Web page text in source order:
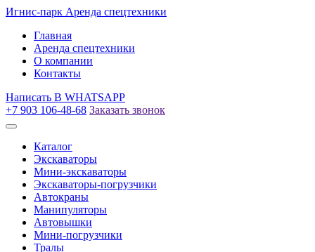
Игнис-парк Аренда спецтехники
Главная
Аренда спецтехники
О компании
Контакты
Написать В WHATSAPP
+7 903 106-48-68 Заказать звонок
Каталог
Экскаваторы
Мини-экскаваторы
Экскаваторы-погрузчики
Автокраны
Манипуляторы
Автовышки
Мини-погрузчики
Тралы